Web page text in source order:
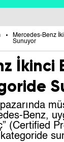
Mercedes-Benz
Sunuyor
İkinci
Benz,
(Certified
kategoride